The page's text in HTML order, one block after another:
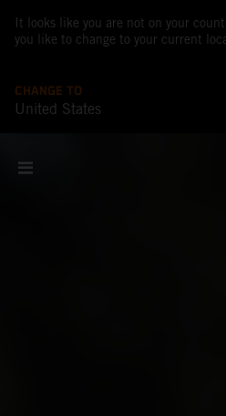
It looks like you are not on your
you like to change to your current
CHANGE TO
United States